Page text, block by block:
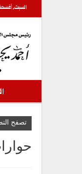
السبت, أغسطس
تصفح